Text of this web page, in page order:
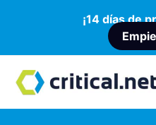
¡14 días de